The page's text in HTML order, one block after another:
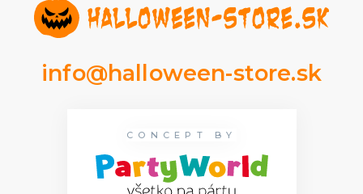
Rozlúčka so slobodou
ĎALŠIE KATEGÓRIE
Kanadské žartíky
info@halloween-store.sk
CONCEPT BY